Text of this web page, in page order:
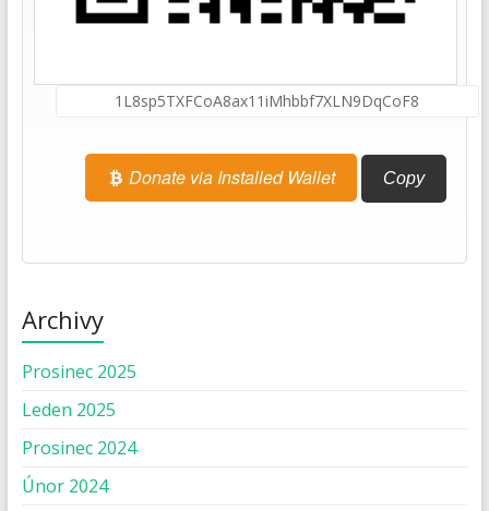
Donate via Installed Wallet Copy
Archivy
Prosinec 2025
Leden 2025
Prosinec 2024
Únor 2024